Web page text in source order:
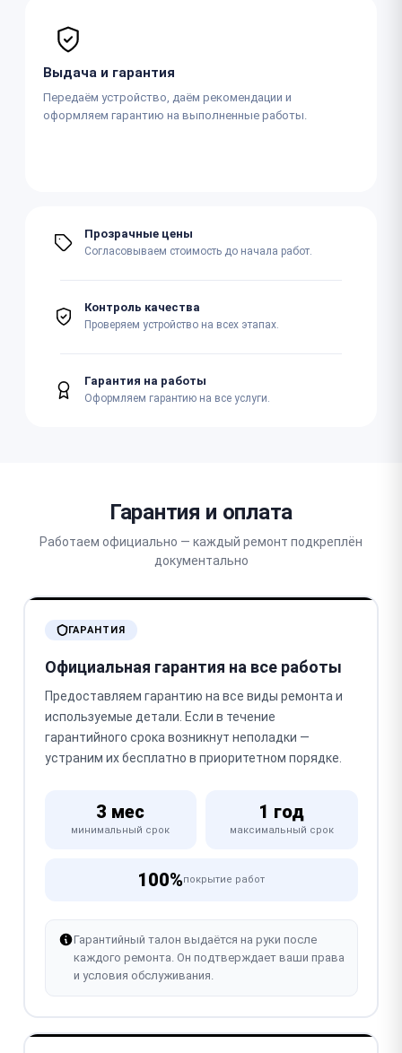
Выдача и гарантия
Передаём устройство, даём рекомендации и
оформляем гарантию на выполненные работы.
Прозрачные цены
Согласовываем стоимость до начала работ.
Контроль качества
Проверяем устройство на всех этапах.
Гарантия на работы
Оформляем гарантию на все услуги.
Гарантия и оплата
Работаем официально — каждый ремонт подкреплён
документально
ГАРАНТИЯ
Официальная гарантия на все работы
Предоставляем гарантию на все виды ремонта и
используемые детали. Если в течение
гарантийного срока возникнут неполадки —
устраним их бесплатно в приоритетном порядке.
3 мес
минимальный срок
1 год
максимальный срок
100%покрытие работ
Гарантийный талон выдаётся на руки после
каждого ремонта. Он подтверждает ваши права
и условия обслуживания.